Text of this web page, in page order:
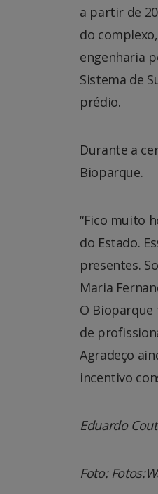
a partir de
do
engenharia
Sistema de
prédio.
Durante a
Bioparque.
“Fico muito
do Estado.
presentes.
Maria
O
de
Agradeço
incentivo
Eduardo
Foto: